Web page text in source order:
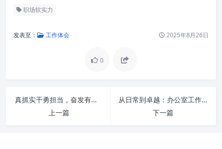
职场软实力
发表至： 工作体会 2025年8月26日
0
真抓实干勇担当，奋发有为促发展：新时代下的行动指南与发展引擎
上一篇
从日常到卓越：办公室工作“再上新台阶”的三维升级路径
下一篇
序言：办公室工作的核心价值与
问题，跳出“小我”成“大我”